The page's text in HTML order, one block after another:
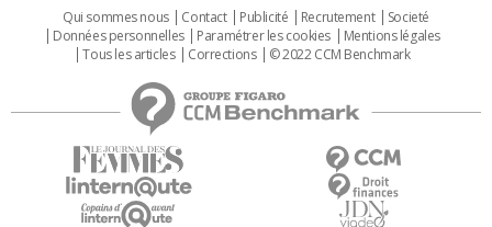
Qui sommes nous Contact Publicité Recrutement
Societé
Données personnelles
Paramétrer les cookies
Mentions légales
Tous les articles
Corrections © 2022 CCM Benchmark